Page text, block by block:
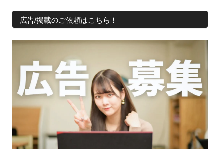
広告/掲載のご依頼はこちら！